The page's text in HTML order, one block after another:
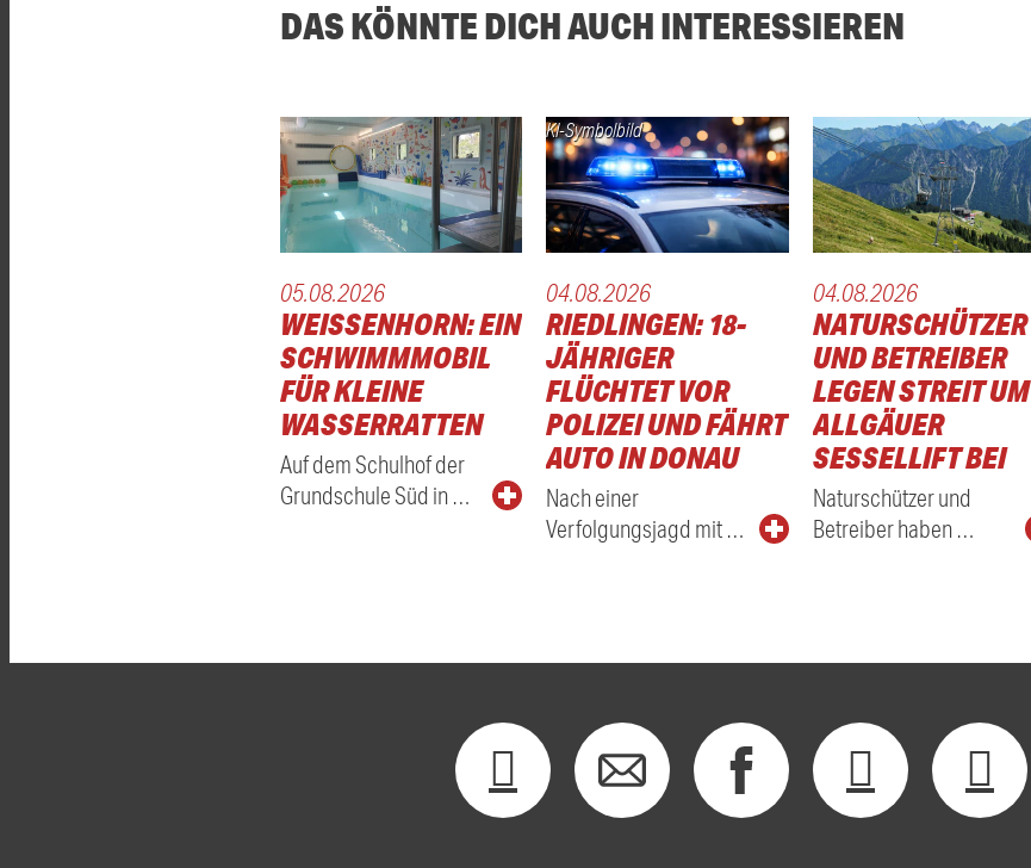
DAS KÖNNTE DICH AUCH INTERESSIEREN
05.08.2026
WEISSENHORN: EIN S
CHWIMMMOBIL F
ÜR KLEINE W
ASSERRATTEN
Auf dem Schulhof der
Grundschule Süd in …
KI-Symbolbild
04.08.2026
RIEDLINGEN: 18-
JÄHRIGER
FLÜCHTET VOR
POLIZEI UND FÄHRT
AUTO IN DONAU
Nach einer
Verfolgungsjagd mit …
04.08.2026
NATURSCHÜTZER
UND BETREIBER
LEGEN STREIT UM
ALLGÄUER
SESSELLIFT BEI
Naturschützer und
Betreiber haben …